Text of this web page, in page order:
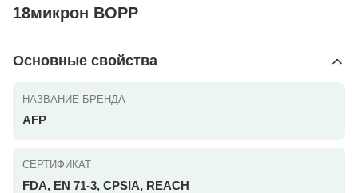
18микрон BOPP
Основные свойства
НАЗВАНИЕ БРЕНДА
AFP
СЕРТИФИКАТ
FDA, EN 71-3, CPSIA, REACH